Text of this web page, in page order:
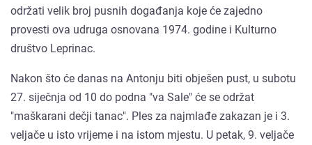
održati velik broj pusnih događanja koje će zajedno
provesti ova udruga osnovana 1974. godine i Kulturno
društvo Leprinac.
Nakon što će danas na Antonju biti obješen pust, u subotu
27. siječnja od 10 do podna "va Sale" će se održat
"maškarani dečji tanac". Ples za najmlađe zakazan je i 3.
veljače u isto vrijeme i na istom mjestu. U petak, 9. veljače